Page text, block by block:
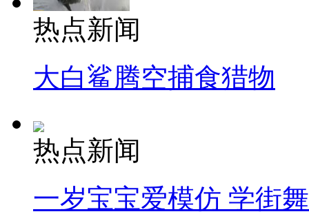
热点新闻
大白鲨腾空捕食猎物
热点新闻
一岁宝宝爱模仿 学街